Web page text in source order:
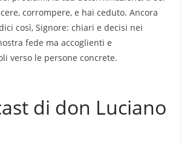
corrompere, e hai ceduto. Ancora
così, Signore: chiari e decisi nei
fede ma accoglienti e
verso le persone concrete.
di don Luciano